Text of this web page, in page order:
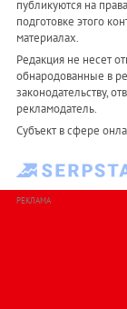
публикуются на
подготовке этого
материалах.
Редакция не несет
обнародованные в
законодательству,
рекламодатель.
Субъект в сфере
РЕКЛАМА